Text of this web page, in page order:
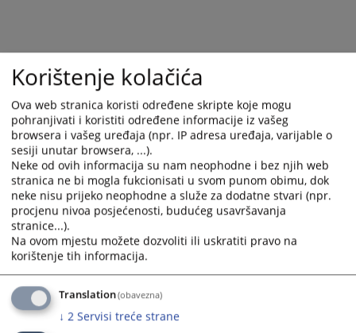
Korištenje kolačića
Ova web stranica koristi određene skripte koje mogu
pohranjivati i koristiti određene informacije iz vašeg
browsera i vašeg uređaja (npr. IP adresa uređaja, varijable o
sesiji unutar browsera, ...).
Neke od ovih informacija su nam neophodne i bez njih web
stranica ne bi mogla fukcionisati u svom punom obimu, dok
neke nisu prijeko neophodne a služe za dodatne stvari (npr.
procjenu nivoa posjećenosti, budućeg usavršavanja
stranice...).
Na ovom mjestu možete dozvoliti ili uskratiti pravo na
korištenje tih informacija.
Translation(obavezna)
↓ 2 Servisi treće strane